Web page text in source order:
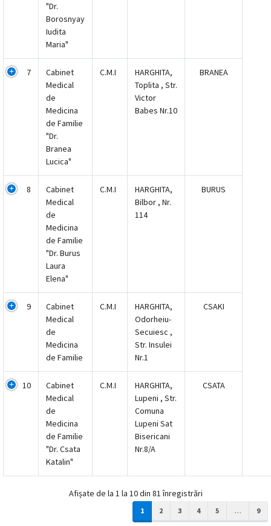
"Dr.
Borosnyay
Iudita
Maria"
7
Cabinet
Medical
de
Medicina
de Familie
"Dr.
Branea
Lucica"
C.M.I
HARGHITA,
Toplita , Str.
Victor
Babes Nr.10
BRANEA
8
Cabinet
Medical
de
Medicina
de Familie
"Dr. Burus
Laura
Elena"
C.M.I
HARGHITA,
Bilbor , Nr.
114
BURUS
9
Cabinet
Medical
de
Medicina
de Familie
C.M.I
HARGHITA,
Odorheiu-
Secuiesc ,
Str. Insulei
Nr.1
CSAKI
10
Cabinet
Medical
de
Medicina
de Familie
"Dr. Csata
Katalin"
C.M.I
HARGHITA,
Lupeni , Str.
Comuna
Lupeni Sat
Bisericani
Nr.8/A
CSATA
Afișate de la 1 la 10 din 81 înregistrări
1 2 3 4 5 … 9